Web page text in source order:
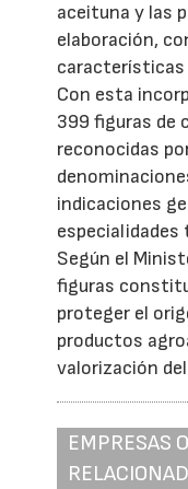
aceituna y las
elaboración,
características
Con esta
399 figuras de
reconocidas
indicaciones
Según el
figuras
proteger el
productos
valorización
EMPRESAS